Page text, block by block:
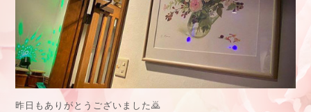
昨日もありがとうございました🙇